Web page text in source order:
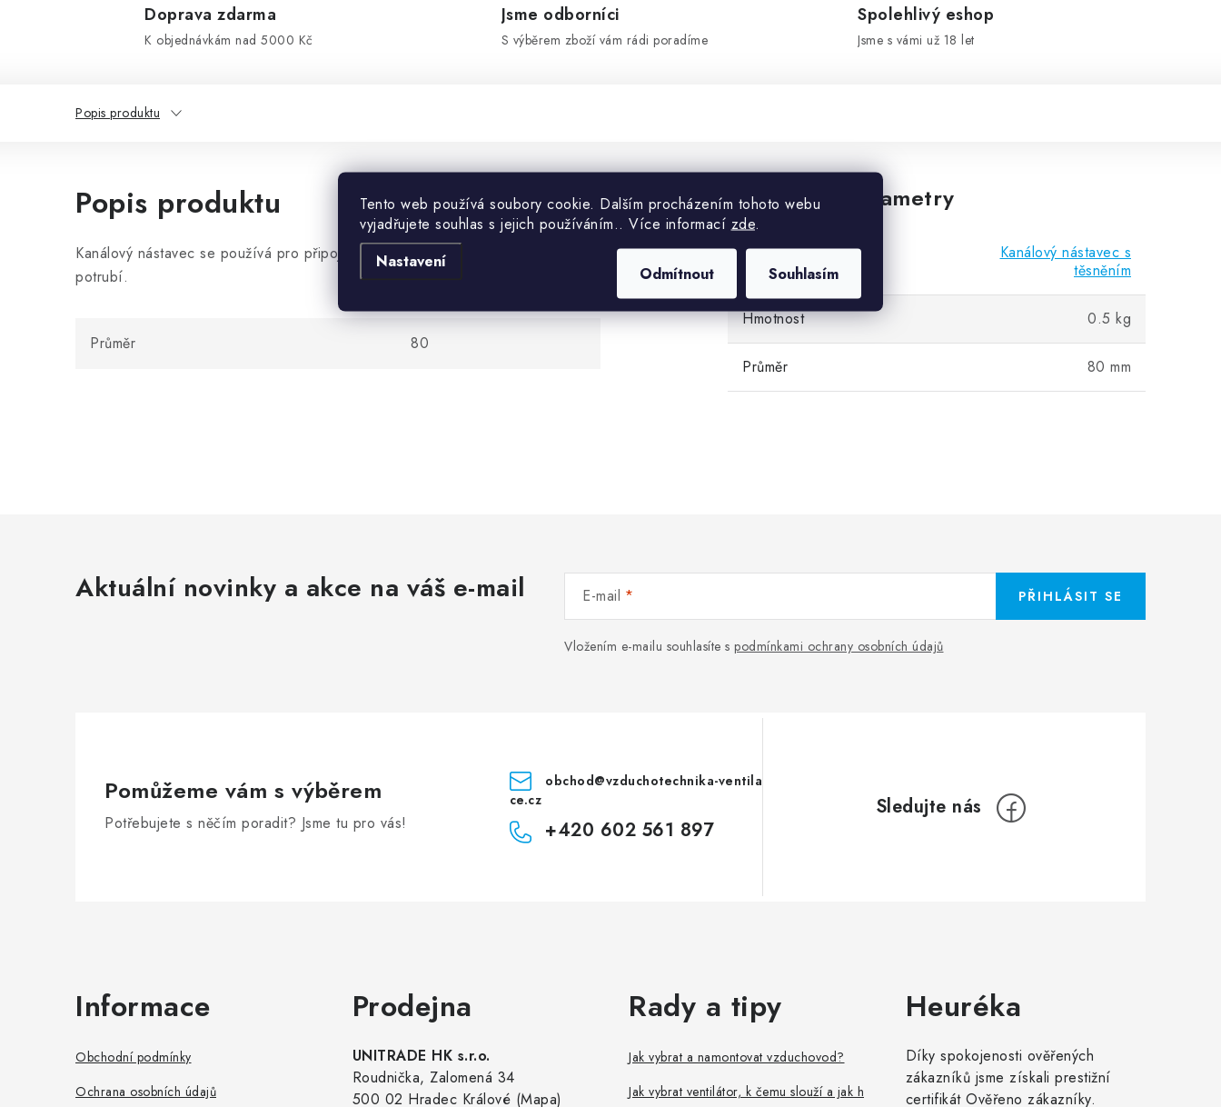
Tento web používá soubory cookie. Dalším procházením tohoto webu
vyjadřujete souhlas s jejich používáním.. Více informací zde.
Nastavení
Odmítnout Souhlasím
Doprava zdarma
K objednávkám nad 5000 Kč
Jsme odborníci
S výběrem zboží vám rádi poradíme
Spolehlivý eshop
Jsme s vámi už 18 let
Popis produktu
Popis produktu
Kanálový nástavec se používá pro připojení kruhového potrubí na čtyřhranné
potrubí.
Průměr 80
Doplňkové parametry
Kanálový nástavec s
těsněním
Hmotnost 0.5 kg
Průměr 80 mm
Aktuální novinky a akce na váš e-mail E-mail
Vložením e-mailu souhlasíte s podmínkami ochrany osobních údajů
PŘIHLÁSIT SE
Pomůžeme vám s výběrem
Potřebujete s něčím poradit? Jsme tu pro vás!
obchod@vzduchotechnika-ventila
ce.cz
+420 602 561 897
Informace
Obchodní podmínky
Ochrana osobních údajů
Prodejna
UNITRADE HK s.r.o.
Roudnička, Zalomená 34
500 02 Hradec Králové (Mapa)
Rady a tipy
Jak vybrat a namontovat vzduchovod?
Jak vybrat ventilátor, k čemu slouží a jak h
Heuréka
Díky spokojenosti ověřených
zákazníků jsme získali prestižní
certifikát Ověřeno zákazníky.